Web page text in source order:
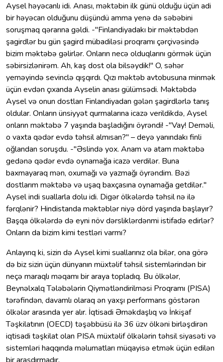
Aysel həyəcanlı idi. Anası, məktəbin ilk günü olduğu üçün adi
bir həyəcan olduğunu düşündü amma yenə də səbəbini
soruşmaq qərarına gəldi. -"Finlandiyadakı bir məktəbdən
şagirdlər bu gün şagird mübadiləsi proqramı çərçivəsində
bizim məktəbə gəlirlər. Onların necə olduqlarını görmək üçün
səbirsizlənirəm. Ah, kaş dost ola bilsəydik!" O, səhər
yeməyində sevinclə qışqırdı. Qızı məktəb avtobusuna minmək
üçün evdən çıxanda Ayselin anası gülümsədi. Məktəbdə
Aysel və onun dostları Finlandiyadan gələn şagirdlərlə tanış
oldular. Onların ünsiyyət qurmalarına icazə verildikdə, Aysel
onların məktəbə 7 yaşında başladığını öyrəndi! -"Vay! Deməli,
o vaxta qədər evdə təhsil almısan?" – deyə yanındakı finli
oğlandan soruşdu. -"Əslində yox. Anam və atam məktəbə
gedənə qədər evdə oynamağa icazə verdilər. Buna
baxmayaraq mən, oxumağı və yazmağı öyrəndim. Bəzi
dostlarım məktəbə və uşaq baxçasına oynamağa getdilər."
Aysel indi suallarla dolu idi. Digər ölkələrdə təhsil nə ilə
fərqlənir? Hindistanda məktəblər niyə dörd yaşında başlayır?
Başqa ölkələrdə də eyni növ dərsliklərdənmi istifadə edirlər?
Onların da bizim kimi testləri varmı?
Anlayırıq ki, sizin də Aysel kimi suallarınız ola bilər, ona görə
də biz sizin üçün dünyanın müxtəlif təhsil sistemlərindən bir
neçə maraqlı məqamı bir araya topladıq. Bu ölkələr,
Beynəlxalq Tələbələrin Qiymətləndirilməsi Proqramı (PISA)
tərəfindən, davamlı olaraq ən yaxşı performans göstərən
ölkələr arasında yer alır. İqtisadi Əməkdaşlıq və İnkişaf
Təşkilatının (OECD) təşəbbüsü ilə 36 üzv ölkəni birləşdirən
iqtisadi təşkilat olan PISA müxtəlif ölkələrin təhsil siyasəti və
sistemləri haqqında məlumatları müqayisə etmək üçün edilən